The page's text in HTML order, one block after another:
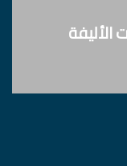
الأليفة